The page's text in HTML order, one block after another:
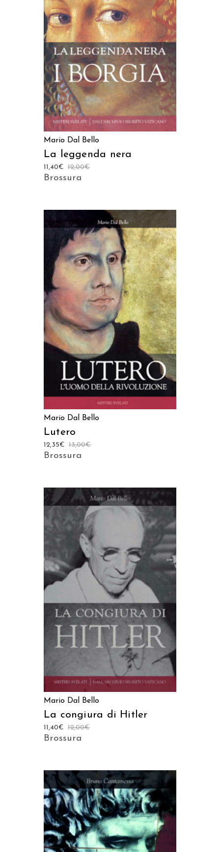
AGGIUNGI AL CARRELLO
Mario Dal Bello
La leggenda nera
12,00€
11,40€
Brossura
AGGIUNGI AL CARRELLO
Mario Dal Bello
Lutero
13,00€
12,35€
Brossura
AGGIUNGI AL CARRELLO
Mario Dal Bello
La congiura di Hitler
12,00€
11,40€
Brossura